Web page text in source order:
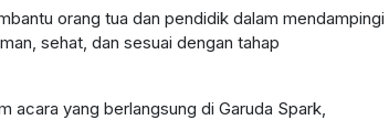
orang tua dan pendidik dalam mendampingi
sehat, dan sesuai dengan tahap
acara yang berlangsung di Garuda Spark,